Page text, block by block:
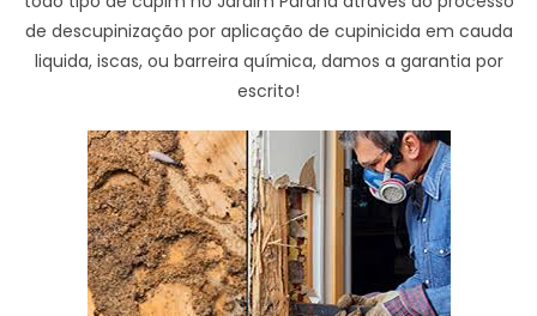
de descupinização por aplicação de cupinicida em cauda
liquida, iscas, ou barreira química, damos a garantia por
escrito!